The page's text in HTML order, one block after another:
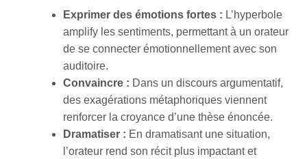
Exprimer des émotions fortes : L’hyperbole
amplify les sentiments, permettant à un orateur
de se connecter émotionnellement avec son
auditoire.
Convaincre : Dans un discours argumentatif,
des exagérations métaphoriques viennent
renforcer la croyance d’une thèse énoncée.
Dramatiser : En dramatisant une situation,
l’orateur rend son récit plus impactant et